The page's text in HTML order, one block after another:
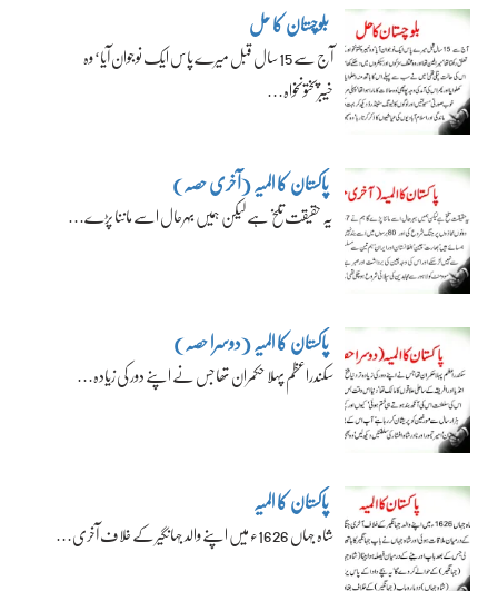
بلوچستان کا حل
آج سے 15 سال قبل میرے پاس ایک نوجوان آیا‘ وہ
خیبرپختونخواہ…
پاکستان کا المیہ (آخری حصہ)
یہ حقیقت تلخ ہے لیکن ہمیں بہرحال اسے ماننا پڑے…
پاکستان کا المیہ (دوسرا حصہ)
سکندراعظم پہلا حکمران تھا جس نے اپنے دور کی زیادہ…
پاکستان کا المیہ
شاہ جہاں 1626ء میں اپنے والد جہانگیر کے خلاف آخری…